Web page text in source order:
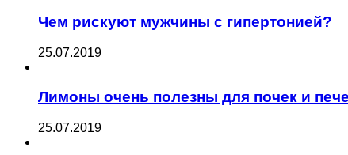
Чем рискуют мужчины с гипертонией?
25.07.2019
Лимоны очень полезны для почек и
25.07.2019